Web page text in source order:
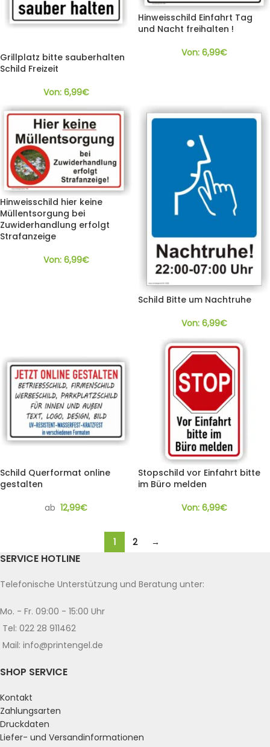
Grillplatz bitte sauberhalten
Schild Freizeit
Von: 6,99€
Hinweisschild Einfahrt Tag
und Nacht freihalten !
Von: 6,99€
Hinweisschild hier keine
Müllentsorgung bei
Zuwiderhandlung erfolgt
Strafanzeige
Von: 6,99€
Schild Bitte um Nachtruhe
Von: 6,99€
Schild Querformat online
gestalten
ab 12,99€
Stopschild vor Einfahrt bitte
im Büro melden
Von: 6,99€
1 2 →
SERVICE HOTLINE
Telefonische Unterstützung und Beratung unter:
Mo. - Fr. 09:00 - 15:00 Uhr
Tel: 022 28 911462
Mail: info@printengel.de
SHOP SERVICE
Kontakt
Zahlungsarten
Druckdaten
Liefer- und Versandinformationen